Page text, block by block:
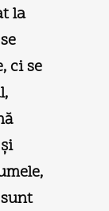
la
ci se